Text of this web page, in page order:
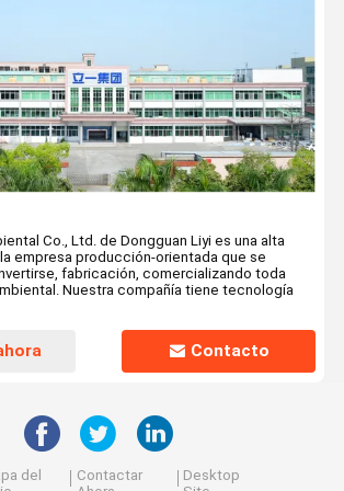
médico
Co., Ltd. de Dongguan Liyi es una alta
empresa producción-orientada que se
fabricación, comercializando toda
Nuestra compañía tiene tecnología
Contacto
del
Contactar
Desktop